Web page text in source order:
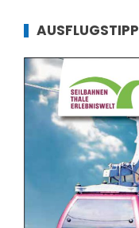
AUSFLUGSTIPP